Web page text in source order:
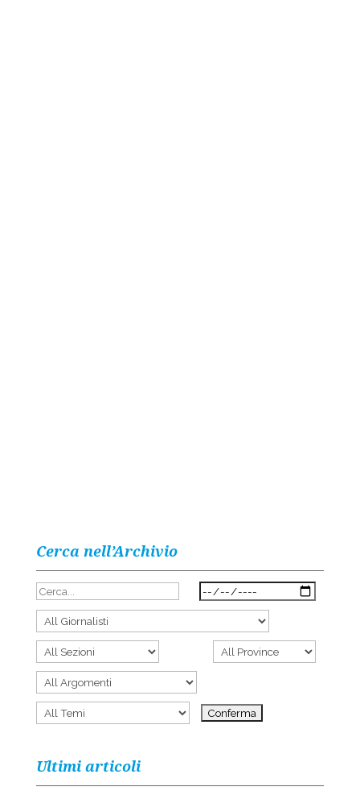
Cerca nell’Archivio
Ultimi articoli